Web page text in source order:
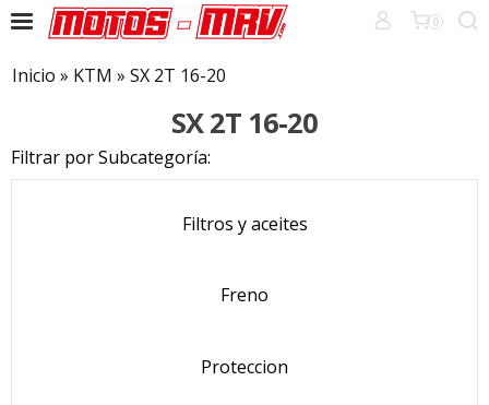
0
Inicio » KTM » SX 2T 16-20
SX 2T 16-20
Filtrar por Subcategoría:
Filtros y aceites
Freno
Proteccion